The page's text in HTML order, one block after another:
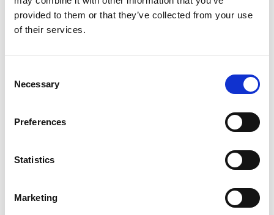
provided to them or that they’ve collected from your use
of their services.
Selection
Necessary
Preferences
Statistics
Marketing
a Praga